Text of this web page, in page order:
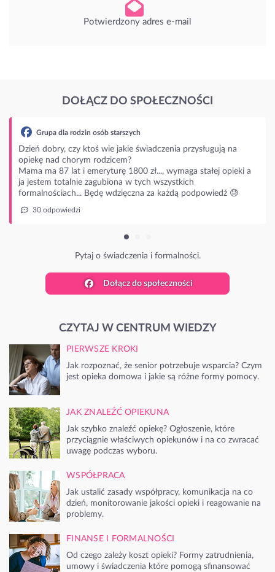
Potwierdzony adres e-mail
DOŁĄCZ DO SPOŁECZNOŚCI
osób starszych
wie jakie świadczenia przysługują na
rodzicem?
emeryturę 1800 zł..., wymaga stałej opieki a
zagubiona w tych wszystkich
wdzięczna za każdą podpowiedź 😓
o świadczenia i formalności.
Dołącz do społeczności
CZYTAJ W CENTRUM WIEDZY
PIERWSZE KROKI
Jak rozpoznać, że senior potrzebuje wsparcia? Czym
jest opieka domowa i jakie są różne formy pomocy.
JAK ZNALEŹĆ OPIEKUNA
Jak szybko znaleźć opiekę? Ogłoszenie, które
przyciągnie właściwych opiekunów i na co zwracać
uwagę podczas wyboru.
WSPÓŁPRACA
Jak ustalić zasady współpracy, komunikacja na co
dzień, monitorowanie jakości opieki i reagowanie na
problemy.
FINANSE I FORMALNOŚCI
Od czego zależy koszt opieki? Formy zatrudnienia,
umowy i świadczenia które pomogą sfinansować